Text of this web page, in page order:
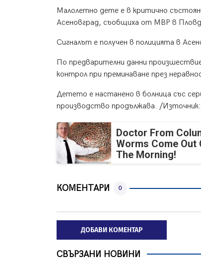
Малолетно дете е в критично
Асеновград, съобщиха от МВР в
Сигналът е получен в полицията в
По предварителни данни
контрол при преминаване през
Детето е настанено в болница със
производство продължава. /
Doctor From
Worms Come Out
The Morning!
КОМЕНТАРИ 0
ДОБАВИ КОМЕНТАР
СВЪРЗАНИ НОВИНИ